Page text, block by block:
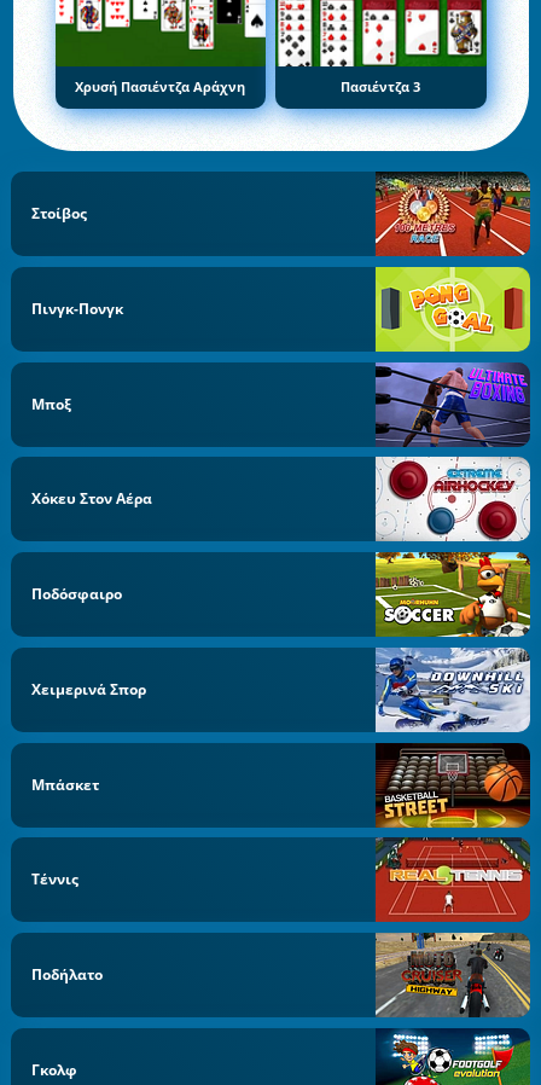
Χρυσή Πασιέντζα Αράχνη Πασιέντζα 3
Στοίβος
Πινγκ-Πονγκ
Μποξ
Χόκευ Στον Αέρα
Ποδόσφαιρο
Χειμερινά Σπορ
Μπάσκετ
Τέννις
Ποδήλατο
Γκολφ